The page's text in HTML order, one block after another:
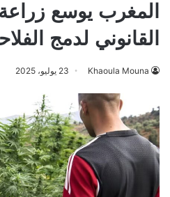
المغرب يوسع
القانوني لدمج
Khaoula Mouna 23 يوليو، 2025